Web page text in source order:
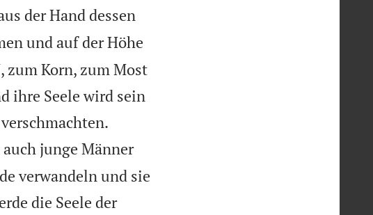
der Hand dessen
und auf der Höhe
zum Korn, zum Most
ihre Seele wird sein

junge Männer
verwandeln und sie
die Seele der